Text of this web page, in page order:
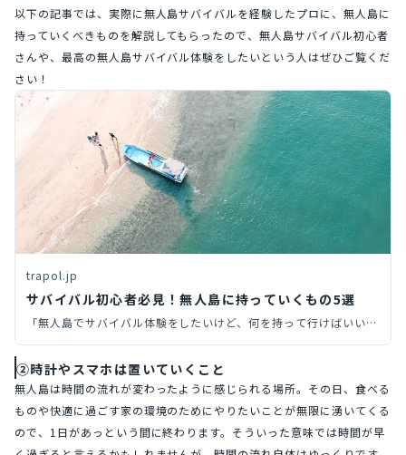
以下の記事では、実際に無人島サバイバルを経験したプロに、無人島に
持っていくべきものを解説してもらったので、無人島サバイバル初心者
さんや、最高の無人島サバイバル体験をしたいという人はぜひご覧くだ
さい！
trapol.jp
サバイバル初心者必見！無人島に持っていくもの5選
「無人島でサバイバル体験をしたいけど、何を持って行けばいい
の？」初心者必見！必需品5選と準備のコツを徹底解説。安全で楽
しい冒険のために、この記事を読んで万全の準備をしましょう！
②時計やスマホは置いていくこと
無人島は時間の流れが変わったように感じられる場所。その日、食べる
ものや快適に過ごす家の環境のためにやりたいことが無限に湧いてくる
ので、1日があっという間に終わります。そういった意味では時間が早